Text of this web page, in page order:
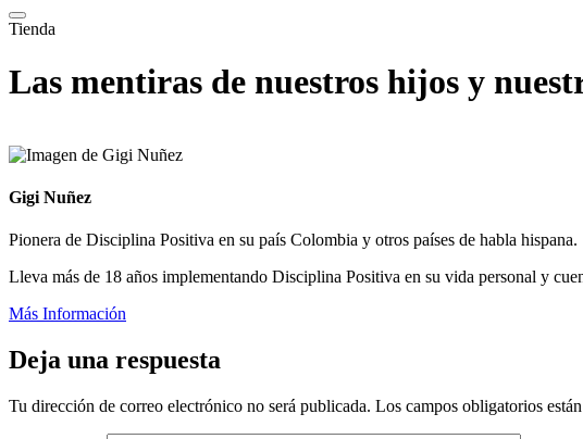
Tienda
Las mentiras de nuestros hijos y
Gigi Nuñez
Pionera de Disciplina Positiva en su país Colombia y otros países de habla hispana.
Lleva más de 18 años implementando Disciplina Positiva en su vida personal y
Más Información
Deja una respuesta
Tu dirección de correo electrónico no será publicada. Los campos obligatorios